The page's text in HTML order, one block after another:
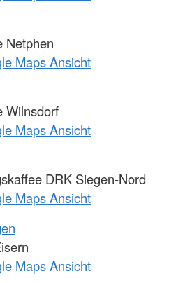
Netphen
Maps Ansicht
Wilnsdorf
Maps Ansicht
DRK Siegen-Nord
Maps Ansicht
Maps Ansicht